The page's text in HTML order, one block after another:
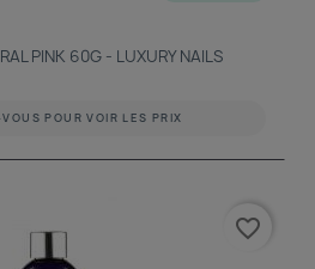
PINK 60G - LUXURY NAILS
POUR VOIR LES PRIX
favorite_border